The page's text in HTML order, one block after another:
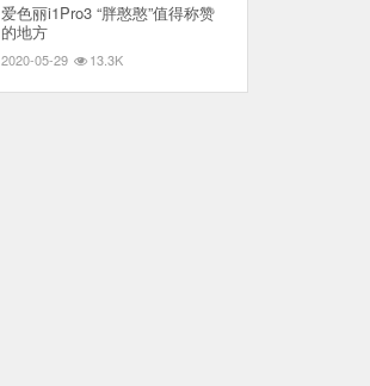
爱色丽i1Pro3 “胖憨憨”值得称赞
的地方
2020-05-29 13.3K